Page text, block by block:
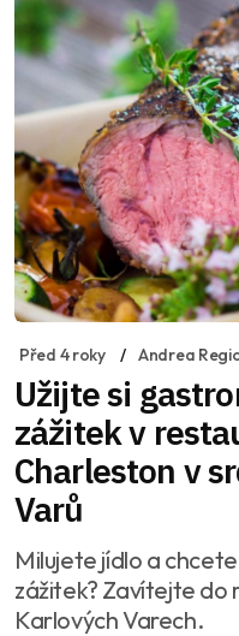
Před 4 roky Andrea
Užijte si
zážitek v
Charleston v
Varů
Milujete jídlo a
zážitek? Zavítejte do
Karlových Varech.